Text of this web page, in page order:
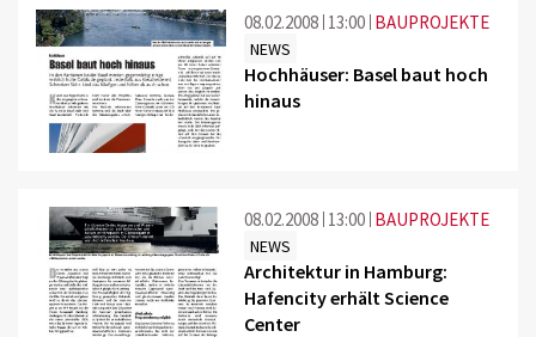
08.02.2008 13:00 BAUPROJEKTE
NEWS
Hochhäuser: Basel baut hoch
hinaus
08.02.2008 13:00 BAUPROJEKTE
NEWS
Architektur in Hamburg:
Hafencity erhält Science
Center